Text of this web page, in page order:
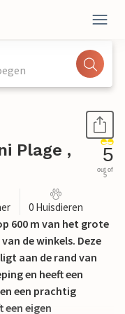
Plage ,
5
out of
5
0 Huisdieren
600 m van het grote
de winkels. Deze
aan de rand van
en heeft een
een prachtig
een eigen